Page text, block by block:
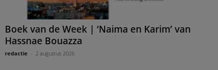
Boek van de Week | ‘Naima en Karim’ van
Hassnae Bouazza
redactie - 2 augustus 2026